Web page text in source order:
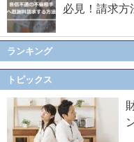
必見！請求方
ランキング
トピックス